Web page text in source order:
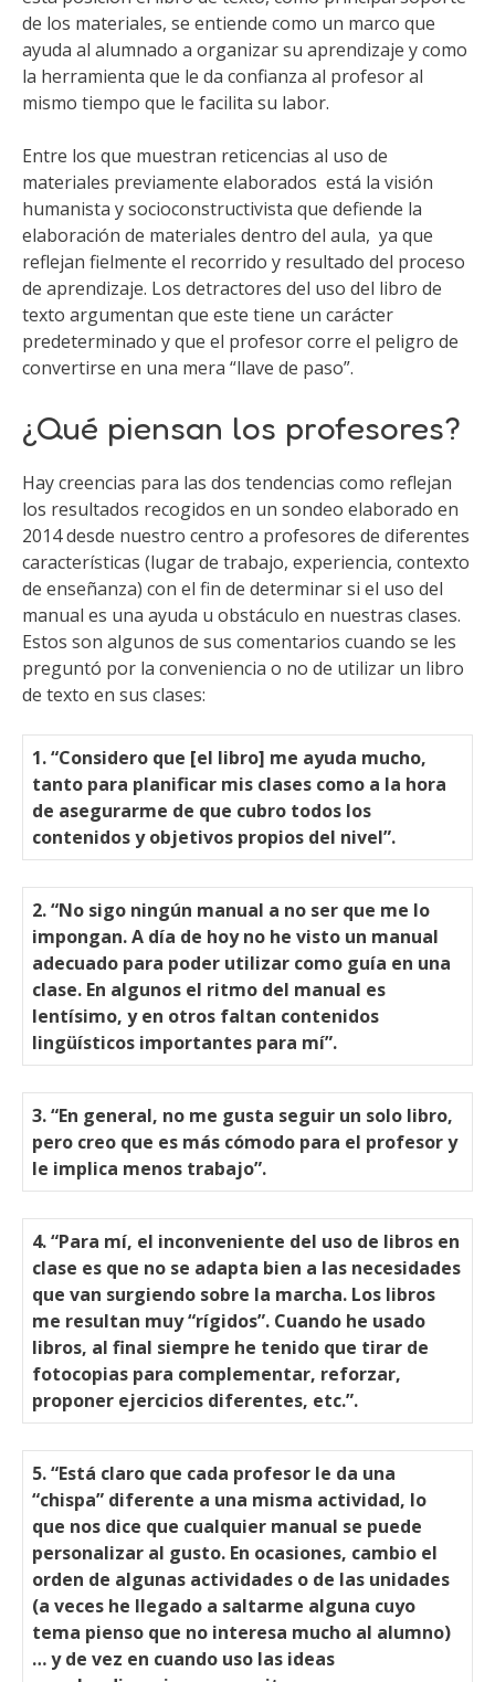
de los materiales, se entiende como un marco que
ayuda al alumnado a organizar su aprendizaje y como
la herramienta que le da confianza al profesor al
mismo tiempo que le facilita su labor.
Entre los que muestran reticencias al uso de
materiales previamente elaborados está la visión
humanista y socioconstructivista que defiende la
elaboración de materiales dentro del aula, ya que
reflejan fielmente el recorrido y resultado del proceso
de aprendizaje. Los detractores del uso del libro de
texto argumentan que este tiene un carácter
predeterminado y que el profesor corre el peligro de
convertirse en una mera “llave de paso”.
¿Qué piensan los profesores?
Hay creencias para las dos tendencias como reflejan
los resultados recogidos en un sondeo elaborado en
2014 desde nuestro centro a profesores de diferentes
características (lugar de trabajo, experiencia, contexto
de enseñanza) con el fin de determinar si el uso del
manual es una ayuda u obstáculo en nuestras clases.
Estos son algunos de sus comentarios cuando se les
preguntó por la conveniencia o no de utilizar un libro
de texto en sus clases:
1. “Considero que [el libro] me ayuda mucho,
tanto para planificar mis clases como a la hora
de asegurarme de que cubro todos los
contenidos y objetivos propios del nivel”.
2. “No sigo ningún manual a no ser que me lo
impongan. A día de hoy no he visto un manual
adecuado para poder utilizar como guía en una
clase. En algunos el ritmo del manual es
lentísimo, y en otros faltan contenidos
lingüísticos importantes para mí”.
3. “En general, no me gusta seguir un solo libro,
pero creo que es más cómodo para el profesor y
le implica menos trabajo”.
4. “Para mí, el inconveniente del uso de libros en
clase es que no se adapta bien a las necesidades
que van surgiendo sobre la marcha. Los libros
me resultan muy “rígidos”. Cuando he usado
libros, al final siempre he tenido que tirar de
fotocopias para complementar, reforzar,
proponer ejercicios diferentes, etc.”.
5. “Está claro que cada profesor le da una
“chispa” diferente a una misma actividad, lo
que nos dice que cualquier manual se puede
personalizar al gusto. En ocasiones, cambio el
orden de algunas actividades o de las unidades
(a veces he llegado a saltarme alguna cuyo
tema pienso que no interesa mucho al alumno)
… y de vez en cuando uso las ideas